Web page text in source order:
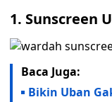
1. Sunscreen
Baca Juga:
Bikin Uban